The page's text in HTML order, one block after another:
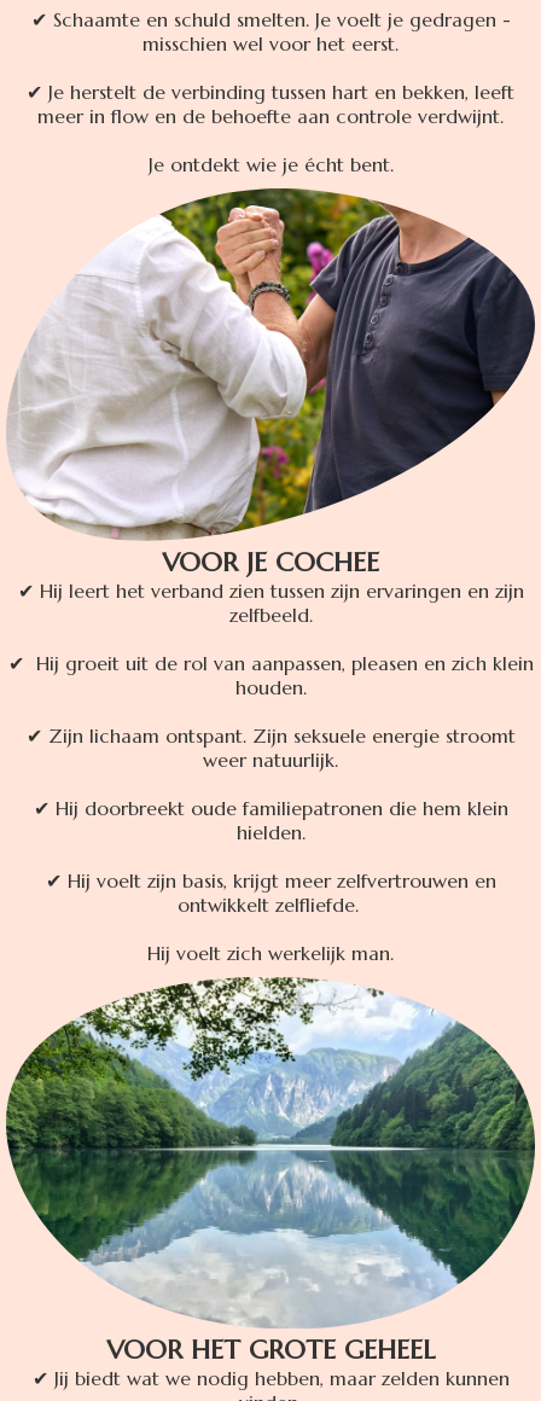
✔ Schaamte en schuld smelten. Je voelt je gedragen -
misschien wel voor het eerst.
✔ Je herstelt de verbinding tussen hart en bekken, leeft
meer in flow en de behoefte aan controle verdwijnt.
Je ontdekt wie je écht bent.
VOOR JE COCHEE
✔ Hij leert het verband zien tussen zijn ervaringen en zijn
zelfbeeld.
✔ Hij groeit uit de rol van aanpassen, pleasen en zich klein
houden.
✔ Zijn lichaam ontspant. Zijn seksuele energie stroomt
weer natuurlijk.
✔ Hij doorbreekt oude familiepatronen die hem klein
hielden.
✔ Hij voelt zijn basis, krijgt meer zelfvertrouwen en
ontwikkelt zelfliefde.
Hij voelt zich werkelijk man.
VOOR HET GROTE GEHEEL
✔ Jij biedt wat we nodig hebben, maar zelden kunnen